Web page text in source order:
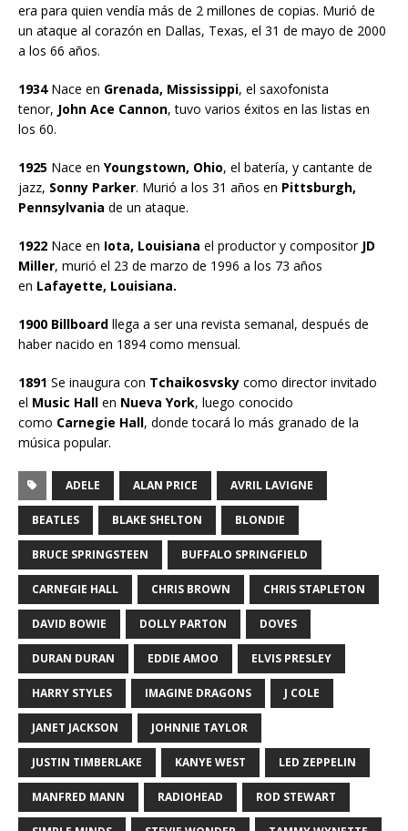
era para quien vendía más de 2 millones de copias. Murió de
un ataque al corazón en Dallas, Texas, el 31 de mayo de 2000
a los 66 años.
1934Nace en Grenada, Mississippi, el saxofonista
tenor, John Ace Cannon, tuvo varios éxitos en las listas en
los 60.
1925 Nace en Youngstown, Ohio, el batería, y cantante de
jazz, Sonny Parker. Murió a los 31 años en Pittsburgh,
Pennsylvania de un ataque.
1922 Nace en Iota, Louisiana el productor y compositorJD
Miller, murió el 23 de marzo de 1996 a los 73 años
en Lafayette, Louisiana.
1900 Billboard llega a ser una revista semanal, después de
haber nacido en 1894 como mensual.
1891 Se inaugura con Tchaikosvsky como director invitado
el Music Hall en Nueva York, luego conocido
como Carnegie Hall, donde tocará lo más granado de la
música popular.
ADELE ALAN PRICE AVRIL LAVIGNE
BEATLES BLAKE SHELTON BLONDIE
BRUCE SPRINGSTEEN BUFFALO SPRINGFIELD
CARNEGIE HALL CHRIS BROWN CHRIS STAPLETON
DAVID BOWIE DOLLY PARTON DOVES
DURAN DURAN EDDIE AMOO ELVIS PRESLEY
HARRY STYLES IMAGINE DRAGONS J COLE
JANET JACKSON JOHNNIE TAYLOR
JUSTIN TIMBERLAKE KANYE WEST LED ZEPPELIN
MANFRED MANN RADIOHEAD ROD STEWART